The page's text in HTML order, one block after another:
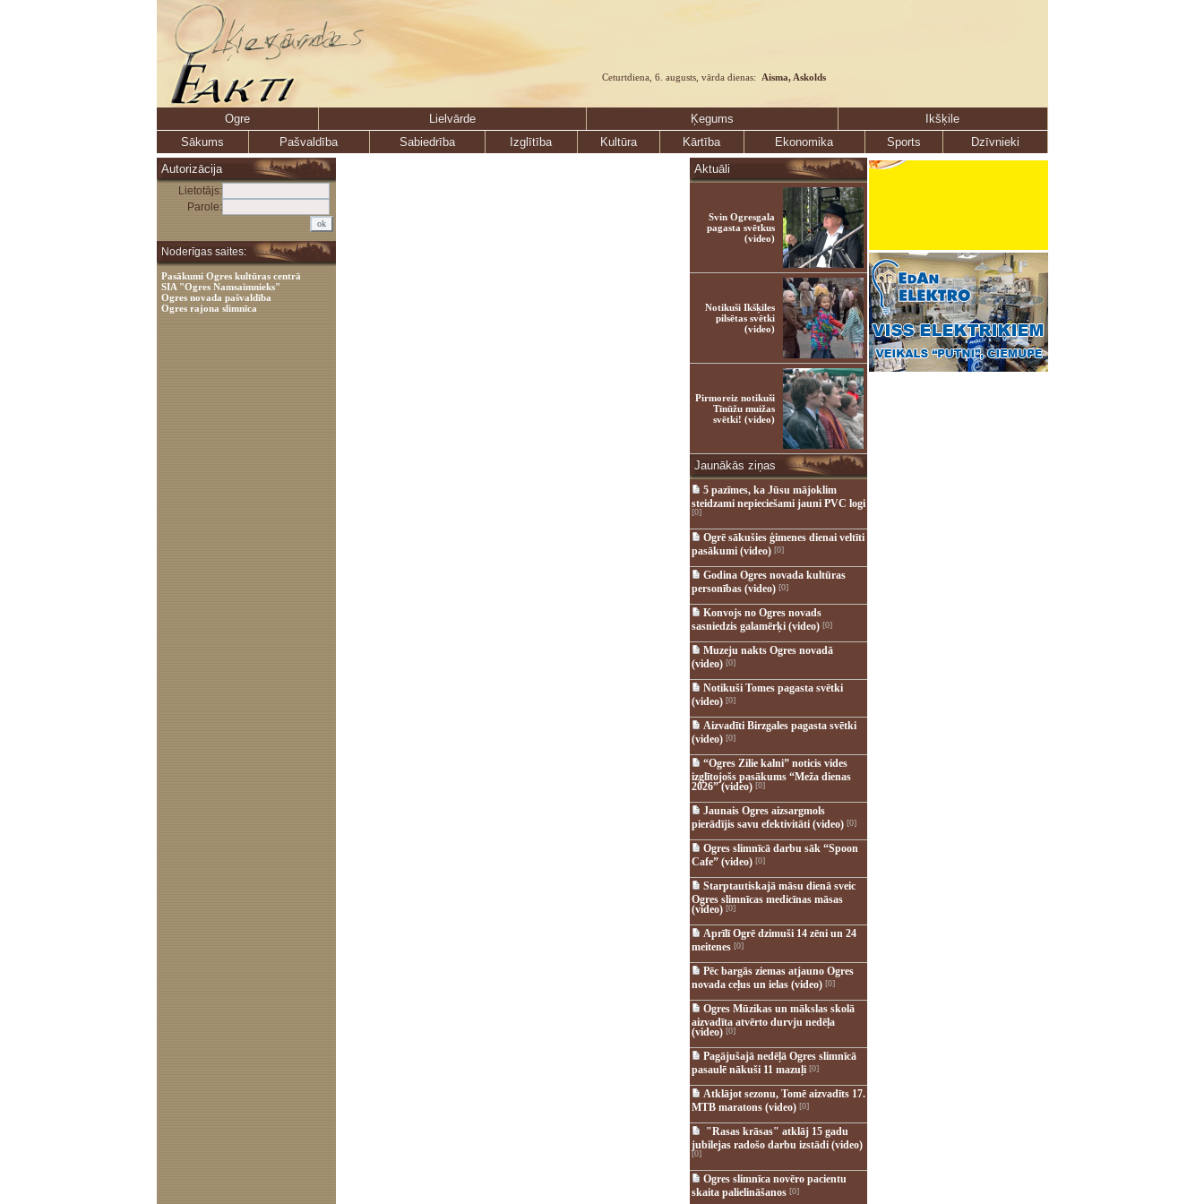
Ceturtdiena, 6. augusts, vārda dienas: Aisma, Askolds
Ogre Lielvārde Ķegums
Ikšķile
Sākums
Pašvaldība Sabiedrība Izglītība Kultūra Kārtība Ekonomika Sports
Dzīvnieki
Autorizācija
Lietotājs:
Parole:
Noderīgas saites:
Pasākumi Ogres kultūras centrā
SIA "Ogres Namsaimnieks"
Ogres novada pašvaldība
Ogres rajona slimnīca
Aktuāli
Svin Ogresgala
pagasta svētkus
(video)
Notikuši Ikšķiles
pilsētas svētki
(video)
Pirmoreiz notikuši
Tīnūžu muižas
svētki! (video)
Jaunākās ziņas
5 pazīmes, ka Jūsu mājoklim
steidzami nepieciešami jauni PVC logi
[0]
Ogrē sākušies ģimenes dienai veltīti
pasākumi (video)[0]
Godina Ogres novada kultūras
personības (video)[0]
Konvojs no Ogres novads
sasniedzis galamērķi (video)[0]
Muzeju nakts Ogres novadā
(video)[0]
Notikuši Tomes pagasta svētki
(video)[0]
Aizvadīti Birzgales pagasta svētki
(video)[0]
“Ogres Zilie kalni” noticis vides
izglītojošs pasākums “Meža dienas
2026” (video)[0]
Jaunais Ogres aizsargmols
pierādījis savu efektivitāti (video)[0]
Ogres slimnīcā darbu sāk “Spoon
Cafe” (video)[0]
Starptautiskajā māsu dienā sveic
Ogres slimnīcas medicīnas māsas
(video)[0]
Aprīlī Ogrē dzimuši 14 zēni un 24
meitenes [0]
Pēc bargās ziemas atjauno Ogres
novada ceļus un ielas (video)[0]
Ogres Mūzikas un mākslas skolā
aizvadīta atvērto durvju nedēļa
(video)[0]
Pagājušajā nedēļā Ogres slimnīcā
pasaulē nākuši 11 mazuļi[0]
Atklājot sezonu, Tomē aizvadīts 17.
MTB maratons (video)[0]
"Rasas krāsas" atklāj 15 gadu
jubilejas radošo darbu izstādi (video)
[0]
Ogres slimnīca novēro pacientu
skaita palielināšanos [0]